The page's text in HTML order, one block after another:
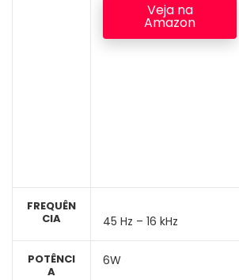
FREQUÊN
CIA
POTÊNCI
A
Veja na
Amazon
45 Hz – 16 kHz
6W